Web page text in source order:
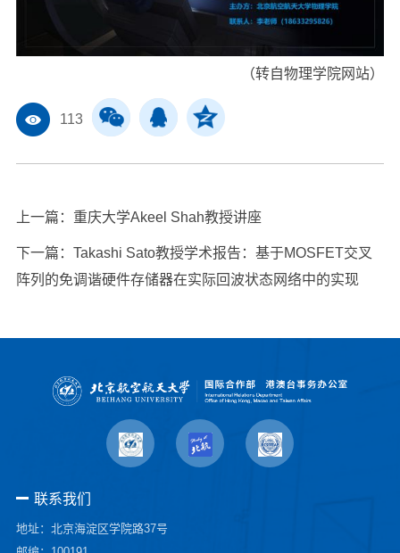
113
（转自物理学院网站）
上一篇： 重庆大学Akeel Shah教授讲座
下一篇： Takashi Sato教授学术报告：基于MOSFET交叉
阵列的免调谐硬件存储器在实际回波状态网络中的实现
联系我们
地址：北京海淀区学院路37号